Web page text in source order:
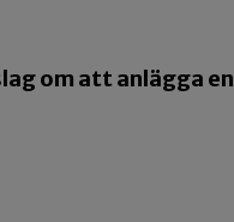
om att anlägga en